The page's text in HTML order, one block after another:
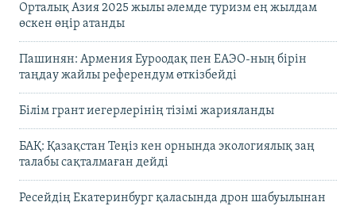
Орталық Азия 2025 жылы әлемде туризм ең жылдам
өскен өңір атанды
Пашинян: Армения Еуроодақ пен ЕАЭО-ның бірін
таңдау жайлы референдум өткізбейді
Білім грант иегерлерінің тізімі жарияланды
БАҚ: Қазақстан Теңіз кен орнында экологиялық заң
талабы сақталмаған дейді
Ресейдің Екатеринбург қаласында дрон шабуылынан